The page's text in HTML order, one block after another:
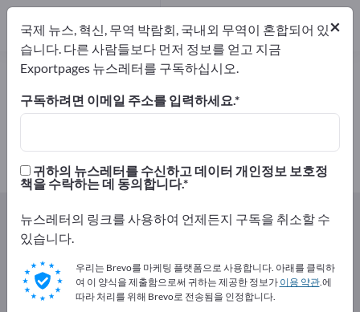
식이보조제 – 제조업체 및 공급업체
찾기
제조업체2
Exportpages 음식 및 음료수 식이보조제
Exportpages에서 무료로 광고하세
요!
수요 – 공급 – 중고품 – 비즈니스 연락처 >> 여기서 시작
×
국제 뉴스, 혁신, 무역 박람회, 국내외 무역이 혼합되어 있
습니다. 다른 사람들보다 먼저 정보를 얻고 지금
Exportpages 뉴스레터를 구독하십시오.
구독하려면 이메일 주소를 입력하세요.
귀하의 뉴스레터를 수신하고 데이터 개인정보 보호정
책을 수락하는 데 동의합니다.
뉴스레터의 링크를 사용하여 언제든지 구독을 취소할 수
있습니다.
우리는 Brevo를 마케팅 플랫폼으로 사용합니다. 아래를 클릭하
여 이 양식을 제출함으로써 귀하는 제공한 정보가 이용 약관.에
따라 처리를 위해 Brevo로 전송됨을 인정합니다.